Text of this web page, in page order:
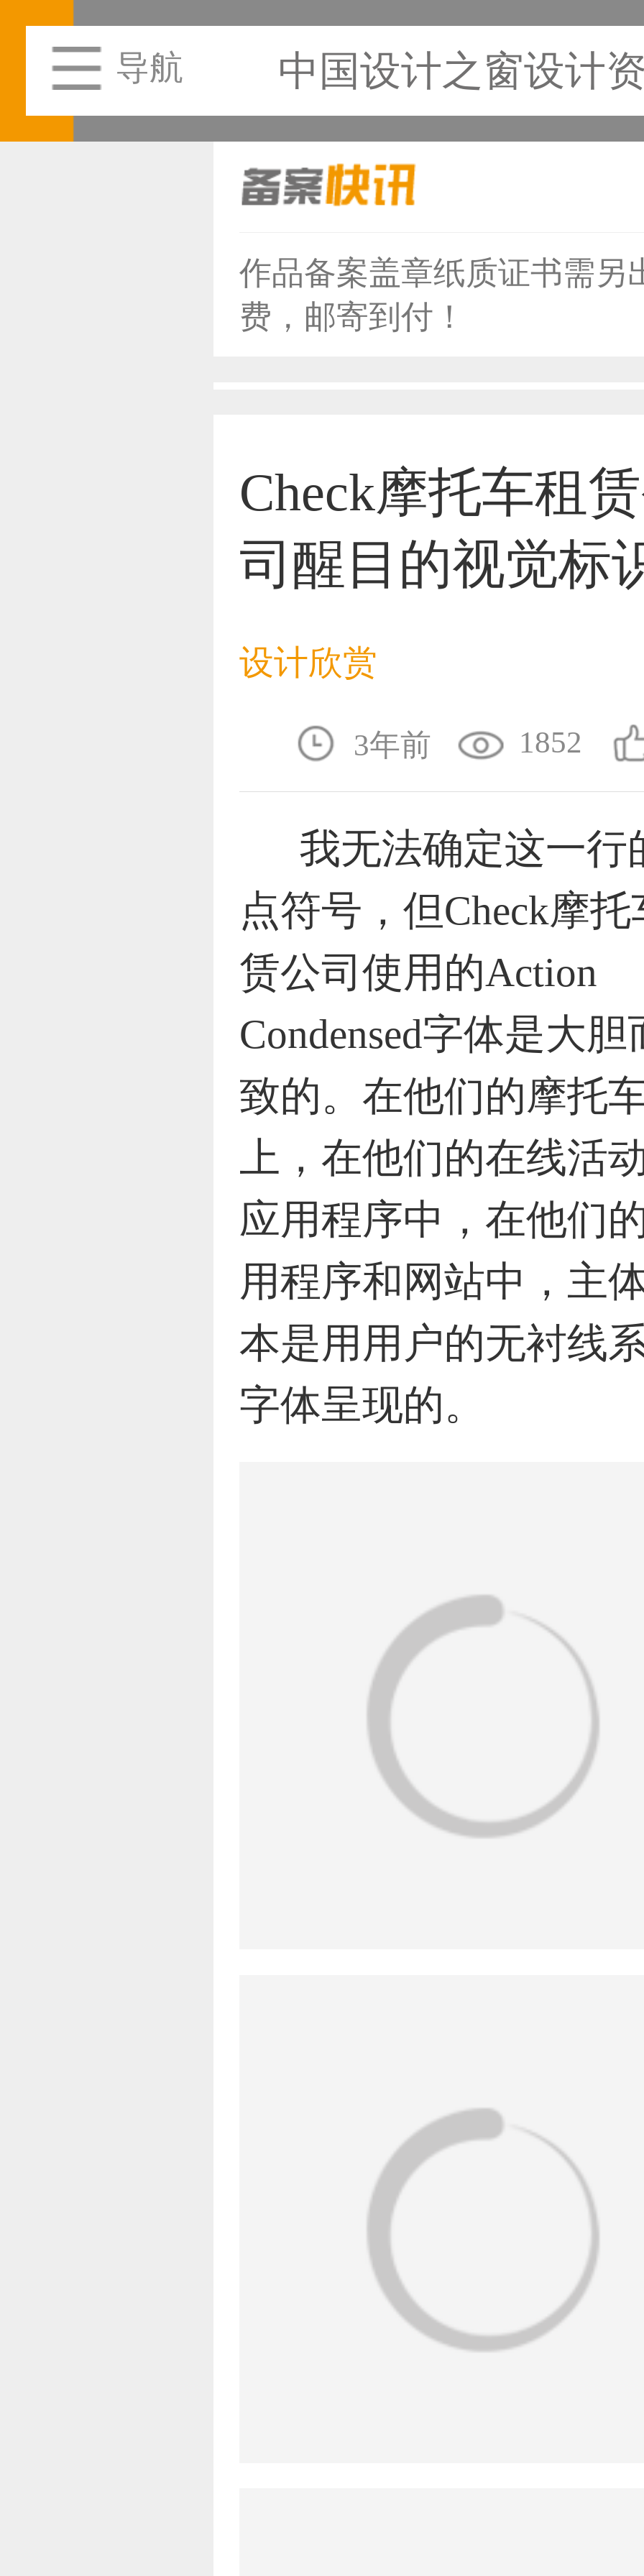
导航 中国设计之窗设计
恭喜133****6466用户作
恭喜133****8874用户作
恭喜138****8638用户作
恭喜133****9020用户作
恭喜136****9807用户作
恭喜150****6483用户作
恭喜131****2473用户作
恭喜159****4201用户作
更多
作品备案盖章纸质证书需另
费，邮寄到付！
Check摩托车租
司醒目的视觉标
设计欣赏
3年前 1852
我无法确定这一行
点符号，但Check摩
赁公司使用的Action
Condensed字体是大胆
致的。在他们的摩托
上，在他们的在线活
应用程序中，在他们
用程序和网站中，主
本是用用户的无衬线
字体呈现的。